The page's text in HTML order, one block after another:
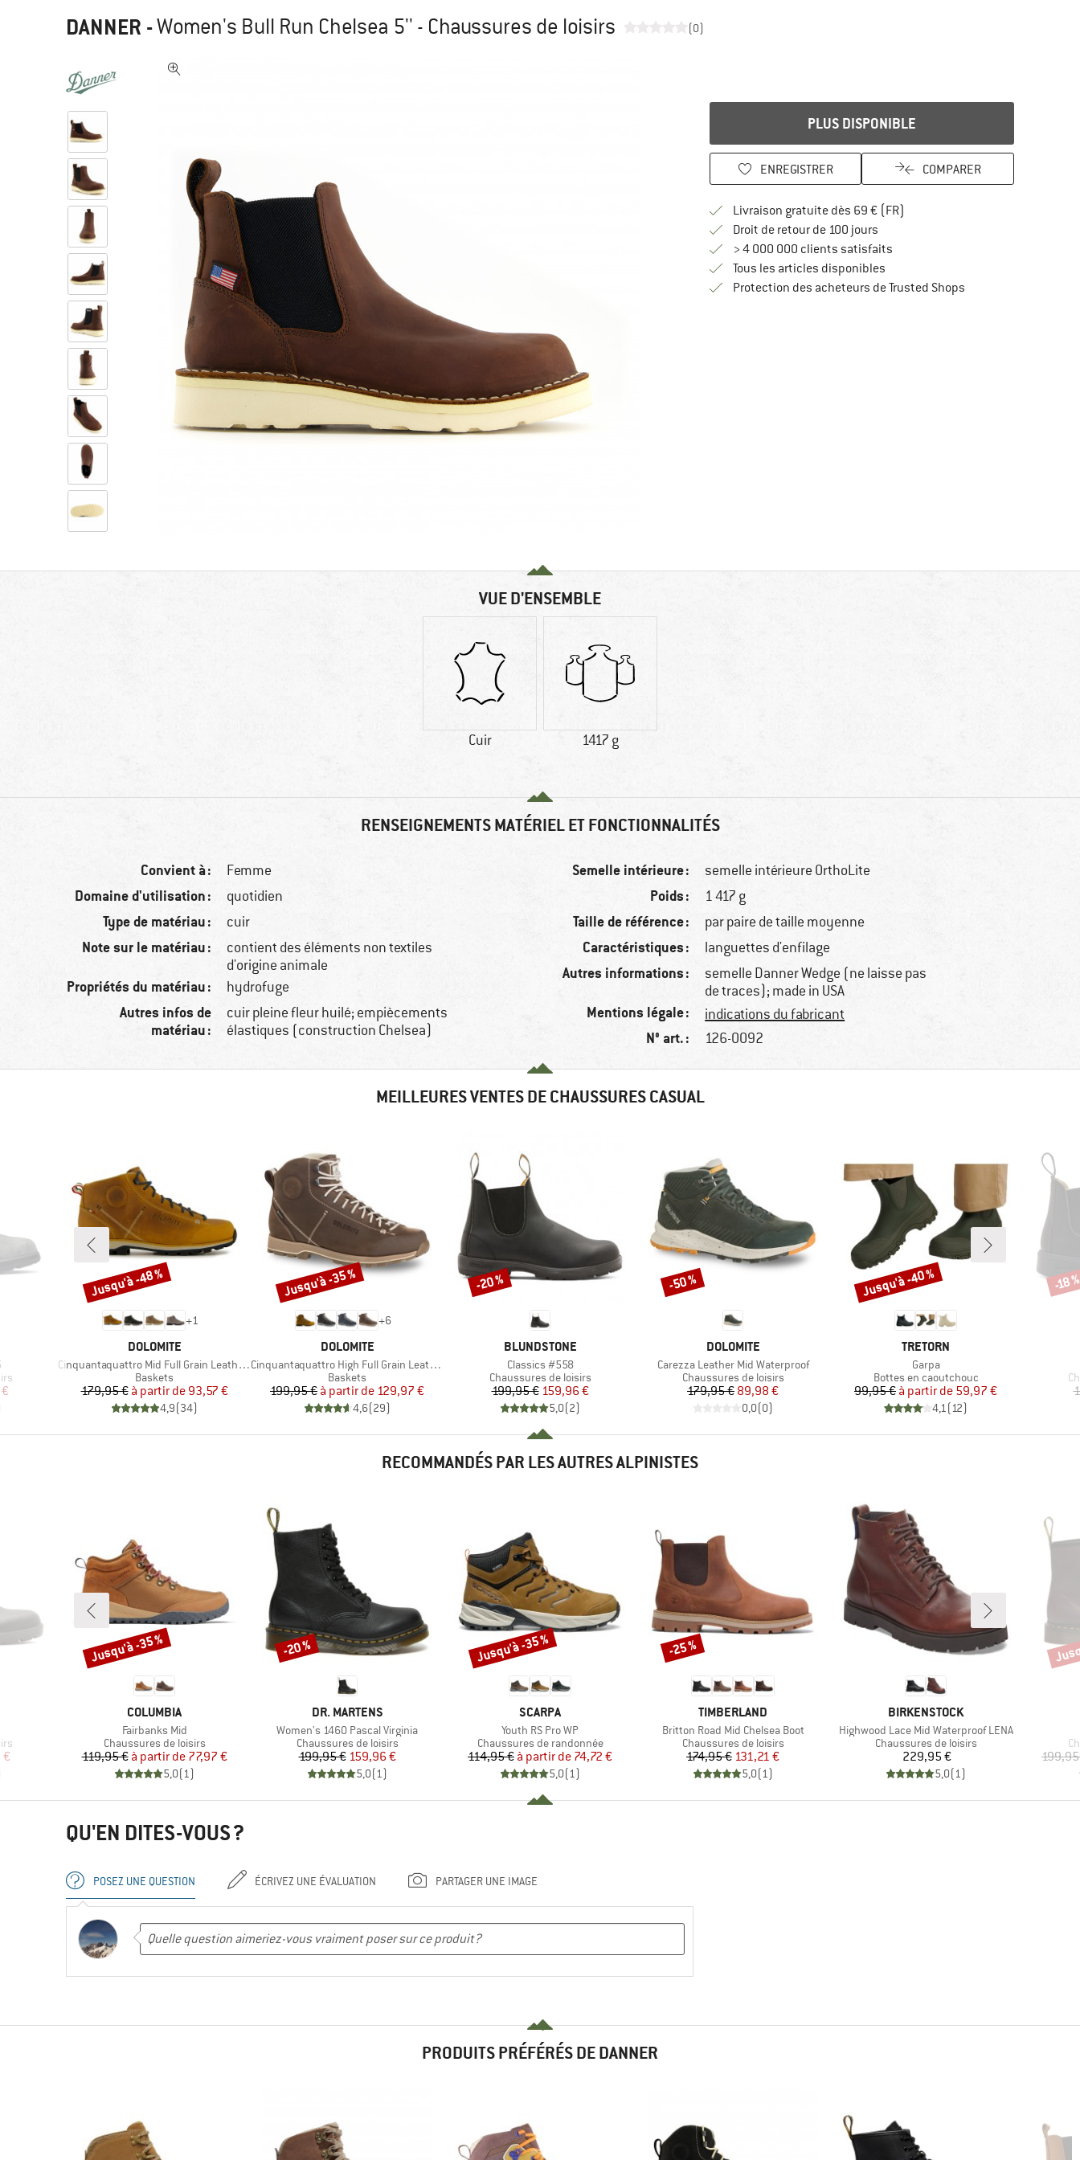
DANNER -Women's Bull Run Chelsea 5'' - Chaussures de loisirs (0)
PLUS DISPONIBLE
ENREGISTRER COMPARER
Livraison gratuite dès 69 € (FR)
Droit de retour de 100 joursTrouve les informations de
> 4 000 000 clients satisfaits
Tous les articles disponibles
Protection des acheteurs de Trusted ShopsTrouve toutes les
VUE D'ENSEMBLE
Cuir 1417 g
RENSEIGNEMENTS MATÉRIEL ET FONCTIONNALITÉS
Convient à : Femme
Domaine d'utilisation : quotidien
Type de matériau : cuir
Note sur le matériau :
contient des éléments non textiles
d'origine animale
Propriétés du matériau : hydrofuge
Autres infos de
matériau :
cuir pleine fleur huilé; empiècements
élastiques (construction Chelsea)
Semelle intérieure : semelle intérieure OrthoLite
Poids : 1 417 g
Taille de référence : par paire de taille moyenne
Caractéristiques : languettes d'enfilage
Autres informations :
semelle Danner Wedge (ne laisse pas
de traces); made in USA
Mentions légale : indications du fabricant
N° art. : 126-0092
MEILLEURES VENTES DE CHAUSSURES CASUAL
+1
MARQUE
DOLOMITE
Article
Cinquantaquattro Mid Full Grain Leather Evo
Product group
Baskets
Prix
179,95 € Prix réduit
à partir de 93,57 €
4,9(34)
Remise
Jusqu'à -48 %
+6
MARQUE
DOLOMITE
Article
Cinquantaquattro High Full Grain Leather Evo GTX
Product group
Baskets
Prix
199,95 € Prix réduit
à partir de 129,97 €
4,6(29)
Remise
Jusqu'à -35 %
MARQUE
BLUNDSTONE
Article
Classics #558
Product group
Chaussures de loisirs
Prix
199,95 €Prix réduit
159,96 €
5,0(2)
Remise
-20 %
MARQUE
DOLOMITE
Article
Carezza Leather Mid Waterproof
Product group
Chaussures de loisirs
Prix
179,95 €Prix réduit
89,98 €
0,0(0)
Remise
-50 %
MARQUE
TRETORN
Article
Garpa
Product group
Bottes en caoutchouc
Prix
99,95 € Prix réduit
à partir de 59,97 €
4,1(12)
Remise
Jusqu'à -40 % -18
RECOMMANDÉS PAR LES AUTRES ALPINISTES
€
MARQUE
COLUMBIA
Article
Fairbanks Mid
Product group
Chaussures de loisirs
Prix
119,95 € Prix réduit
à partir de 77,97 €
5,0(1)
Remise
Jusqu'à -35 %
MARQUE
DR. MARTENS
Article
Women's 1460 Pascal Virginia
Product group
Chaussures de loisirs
Prix
199,95 €Prix réduit
159,96 €
5,0(1)
Remise
-20 %
MARQUE
SCARPA
Article
Youth RS Pro WP
Product group
Chaussures de randonnée
Prix
114,95 € Prix réduit
à partir de 74,72 €
5,0(1)
Remise
Jusqu'à -35 %
MARQUE
TIMBERLAND
Article
Britton Road Mid Chelsea Boot
Product group
Chaussures de loisirs
Prix
174,95 €Prix réduit
131,21 €
5,0(1)
Remise
-25 %
MARQUE
BIRKENSTOCK
Article
Highwood Lace Mid Waterproof LENA
Product group
Chaussures de loisirs
Prix
229,95 €
5,0(1)
QU'EN DITES-VOUS ?
POSEZ UNE QUESTION ÉCRIVEZ UNE ÉVALUATION PARTAGER UNE IMAGE
PRODUITS PRÉFÉRÉS DE DANNER